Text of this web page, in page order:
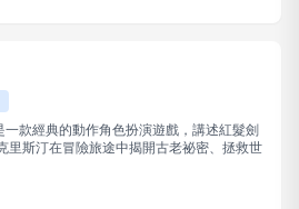
一款經典的動作角色扮演遊戲，講述紅髮劍
里斯汀在冒險旅途中揭開古老祕密、拯救世